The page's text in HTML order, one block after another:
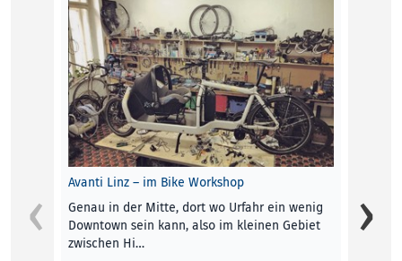
Avanti Linz – im Bike Workshop
Genau in der Mitte, dort wo Urfahr ein wenig
Downtown sein kann, also im kleinen Gebiet
zwischen Hi…